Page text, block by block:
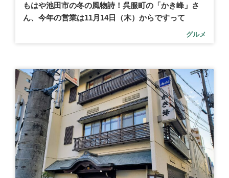
もはや池田市の冬の風物詩！呉服町の「かき峰」さ
ん、今年の営業は11月14日（木）からですって
グルメ